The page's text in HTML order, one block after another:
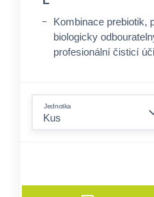
Kombinace prebiotik,
biologicky
profesionální čisticí
Jedinečné složení se
organické nečistoty
bezpečnější a
Jednotka